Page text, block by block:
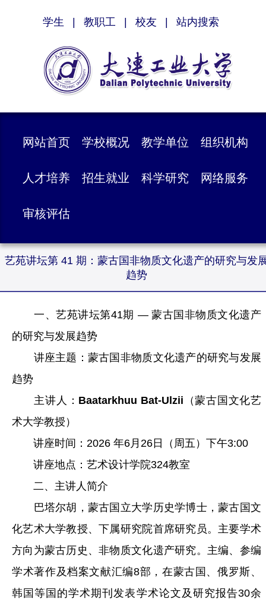
学生 教职工 校友 站内搜索
网站首页 学校概况 教学单位 组织机构
人才培养 招生就业 科学研究 网络服务
审核评估
艺苑讲坛第 41 期：蒙古国非物质文化遗产的研究与发
趋势
一、艺苑讲坛第41期 — 蒙古国非物质文化遗产
的研究与发展趋势
讲座主题：蒙古国非物质文化遗产的研究与发展
趋势
主讲人： Baatarkhuu Bat-Ulzii （蒙古国文化艺
术大学教授）
讲座时间：2026 年6月26日（周五）下午3:00
讲座地点：艺术设计学院324教室
二、主讲人简介
巴塔尔胡，蒙古国立大学历史学博士，蒙古国文
化艺术大学教授、下属研究院首席研究员。主要学术
方向为蒙古历史、非物质文化遗产研究。主编、参编
学术著作及档案文献汇编8部，在蒙古国、俄罗斯、
韩国等国的学术期刊发表学术论文及研究报告30余